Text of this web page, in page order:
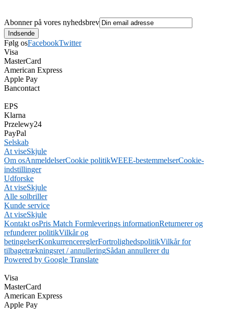
Abonner på vores nyhedsbrev
Følg osFacebookTwitter
Visa
MasterCard
American Express
Apple Pay
Bancontact
EPS
Klarna
Przelewy24
PayPal
Selskab
At viseSkjule
Om osAnmeldelserCookie politikWEEE-bestemmelserCookie-
indstillinger
Udforske
At viseSkjule
Alle solbriller
Kunde service
At viseSkjule
Kontakt osPris Match Formleverings informationReturnerer og
refunderer politikVilkår og
betingelserKonkurrencereglerFortrolighedspolitikVilkår for
tilbagetrækningsret / annulleringSådan annullerer du
Powered by Google Translate
Visa
MasterCard
American Express
Apple Pay